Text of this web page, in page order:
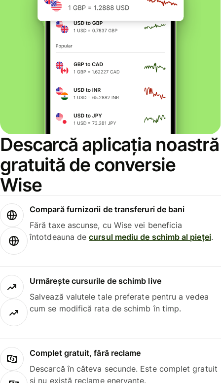
Descarcă aplicația noastră
gratuită de conversie
Wise
Compară furnizorii de transferuri de bani
Fără taxe ascunse, cu Wise vei beneficia
întotdeauna decursul mediu de schimb al pieței.
Urmărește cursurile de schimb live
Salvează valutele tale preferate pentru a vedea
cum se modifică rata de schimb în timp.
Complet gratuit, fără reclame
Descarcă în câteva secunde. Este complet gratuit
și nu există reclame enervante.